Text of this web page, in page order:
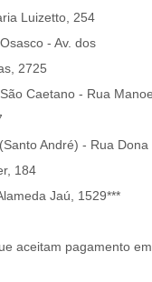
Luizetto, 254
- Av. dos
2725
Caetano - Rua
André) - Rua Dona
184
Jaú, 1529***
aceitam pagamento em